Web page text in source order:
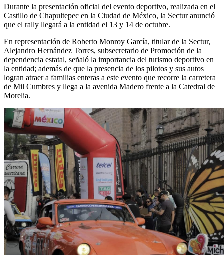
Durante la presentación oficial del evento deportivo, realizada en el
Castillo de Chapultepec en la Ciudad de México, la Sectur anunció
que el rally llegará a la entidad el 13 y 14 de octubre.
En representación de Roberto Monroy García, titular de la Sectur,
Alejandro Hernández Torres, subsecretario de Promoción de la
dependencia estatal, señaló la importancia del turismo deportivo en
la entidad; además de que la presencia de los pilotos y sus autos
logran atraer a familias enteras a este evento que recorre la carretera
de Mil Cumbres y llega a la avenida Madero frente a la Catedral de
Morelia.